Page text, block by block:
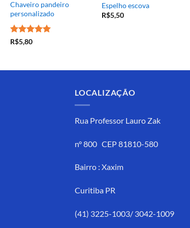
Chaveiro pandeiro
personalizado
Avaliação
R$5,80
Espelho escova
R$5,50
LOCALIZAÇÃO
Rua Professor Lauro Zak
n° 800 CEP 81810-580
Bairro : Xaxim
Curitiba PR
(41) 3225-1003/ 3042-1009